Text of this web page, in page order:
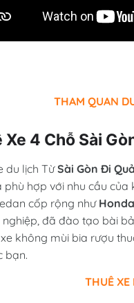
THAM QUAN
Xe 4 Chỗ Sài
du lịch TừSài Gòn Đi
phù hợp với nhu cầu
cốp rộng như
nghiệp, đã đào tạo bài
không mùi bia rượu
bạn.
THUÊ XE